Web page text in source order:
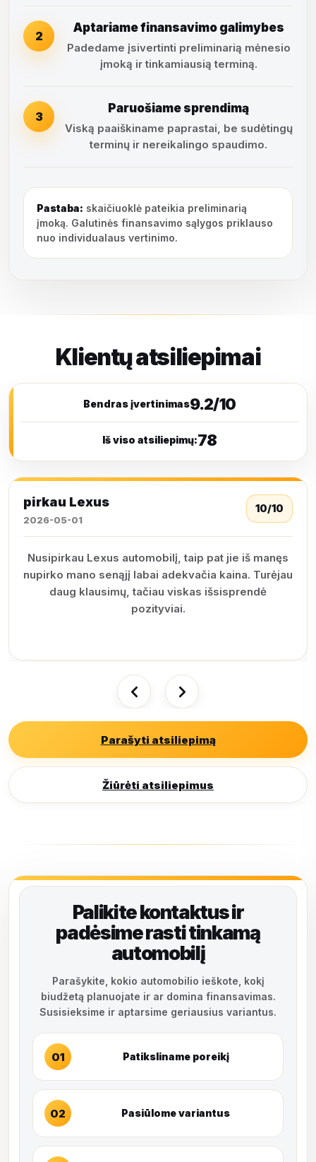
2
Aptariame finansavimo galimybes
Padedame įsivertinti preliminarią mėnesio
įmoką ir tinkamiausią terminą.
3
Paruošiame sprendimą
Viską paaiškiname paprastai, be sudėtingų
terminų ir nereikalingo spaudimo.
Pastaba: skaičiuoklė pateikia preliminarią
įmoką. Galutinės finansavimo sąlygos priklauso
nuo individualaus vertinimo.
Klientų atsiliepimai
Bendras įvertinimas9.2/10
Iš viso atsiliepimų:78
pirkau Lexus
2026-05-01
10/10
Nusipirkau Lexus automobilį, taip pat jie iš manęs
nupirko mano senąjį labai adekvačia kaina. Turėjau
daug klausimų, tačiau viskas išsisprendė
pozityviai.
Parašyti atsiliepimą
Žiūrėti atsiliepimus
Palikite kontaktus ir
padėsime rasti tinkamą
automobilį
Parašykite, kokio automobilio ieškote, kokį
biudžetą planuojate ir ar domina finansavimas.
Susisieksime ir aptarsime geriausius variantus.
01 Patiksliname poreikį
02 Pasiūlome variantus